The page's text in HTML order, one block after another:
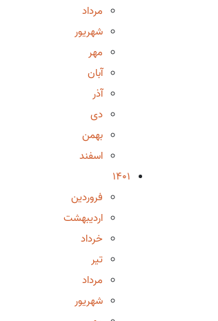
مرداد
شهریور
مهر
آبان
آذر
دی
بهمن
اسفند
1401
فروردین
اردیبهشت
خرداد
تیر
مرداد
شهریور